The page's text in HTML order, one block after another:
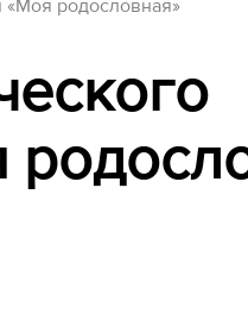
«Моя родословная»